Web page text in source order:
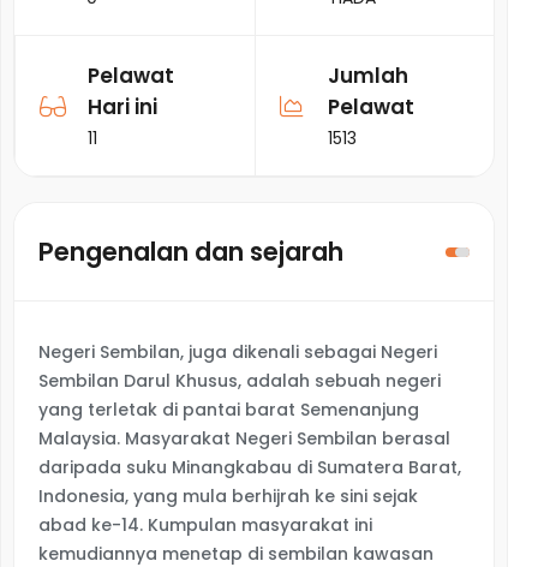
Pelawat
Hari ini
11
Jumlah
Pelawat
1513
Pengenalan dan sejarah
Negeri Sembilan, juga dikenali sebagai Negeri
Sembilan Darul Khusus, adalah sebuah negeri
yang terletak di pantai barat Semenanjung
Malaysia. Masyarakat Negeri Sembilan berasal
daripada suku Minangkabau di Sumatera Barat,
Indonesia, yang mula berhijrah ke sini sejak
abad ke-14. Kumpulan masyarakat ini
kemudiannya menetap di sembilan kawasan